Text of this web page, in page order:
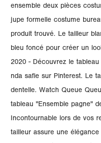
ensemble deux pièces
jupe formelle costume
produit trouvé. Le tailleur
bleu foncé pour créer un
2020 - Découvrez le
nda safie sur Pinterest. Le
dentelle. Watch Queue
tableau "Ensemble pagne"
Incontournable lors de vos
tailleur assure une